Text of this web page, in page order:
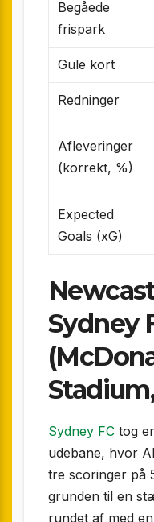
Begåede
frispark
Gule kort
Redninger
Afleveringer
(korrekt, %)
Expected
Goals (xG)
Sydney
Sydney FC tog
udebane, hvor
tre scoringer på
grunden til en
rundet af med